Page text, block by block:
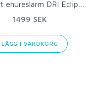
1499 SEK
LÄGG I VARUKORG